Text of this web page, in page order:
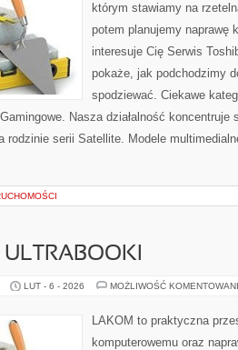
którym stawiamy na
potem planujemy naprawę
interesuje Cię Serwis
pokaże, jak podchodzimy
spodziewać. Ciekawe
Nasza działalność koncentruje
rodzinie serii Satellite. Modele
LUT - 6 - 2026 MOŻLIWOŚĆ
LAKOM to praktyczna
komputerowemu oraz